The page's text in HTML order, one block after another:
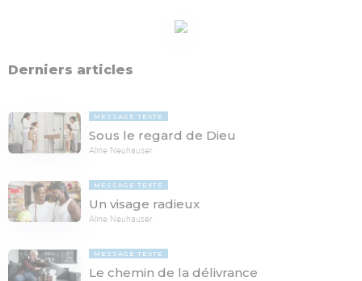
Derniers articles
MESSAGE TEXTE
Sous le regard de Dieu
Aline Neuhauser
MESSAGE TEXTE
Un visage radieux
Aline Neuhauser
MESSAGE TEXTE
Le chemin de la délivrance